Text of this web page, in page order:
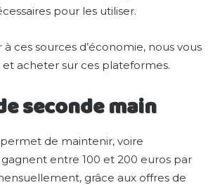
pour les utiliser.
ces sources d’économie, nous vous
acheter sur ces plateformes.
seconde main
de maintenir, voire
gagnent entre 100 et 200 euros par
grâce aux offres de